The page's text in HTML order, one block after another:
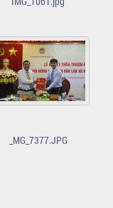
_MG_7377.JPG